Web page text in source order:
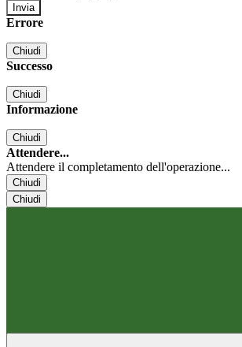
Errore
Chiudi
Successo
Chiudi
Informazione
Chiudi
Attendere...
Attendere il completamento dell'operazione...
Chiudi
Chiudi